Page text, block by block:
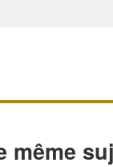
même